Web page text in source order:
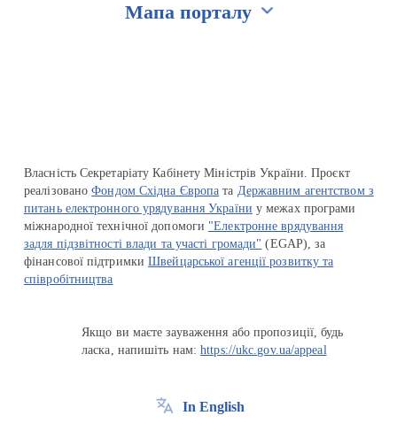
Мапа порталу
Власність Секретаріату Кабінету Міністрів України. Проєкт
реалізованоФондом Східна Європа та Державним агентством з
питань електронного урядування України у межах програми
міжнародної технічної допомоги "Електронне врядування
задля підзвітності влади та участі громади" (EGAP), за
фінансової підтримкиШвейцарської агенції розвитку та
співробітництва
Якщо ви маєте зауваження або пропозиції, будь
ласка, напишіть нам:https://ukc.gov.ua/appeal
In English